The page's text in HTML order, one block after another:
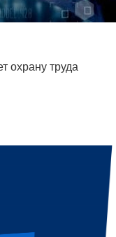
охрану труда